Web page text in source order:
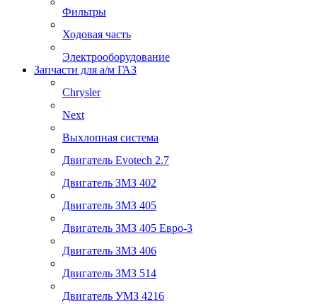
Фильтры
Ходовая часть
Электрооборудование
Запчасти для а/м ГАЗ
Chrysler
Next
Выхлопная система
Двигатель Evotech 2.7
Двигатель ЗМЗ 402
Двигатель ЗМЗ 405
Двигатель ЗМЗ 405 Евро-3
Двигатель ЗМЗ 406
Двигатель ЗМЗ 514
Двигатель УМЗ 4216